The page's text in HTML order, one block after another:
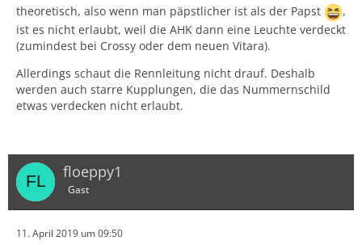
theoretisch, also wenn man päpstlicher ist als der Papst
,
ist es nicht erlaubt, weil die AHK dann eine Leuchte verdeckt
(zumindest bei Crossy oder dem neuen Vitara).
Allerdings schaut die Rennleitung nicht drauf. Deshalb
werden auch starre Kupplungen, die das Nummernschild
etwas verdecken nicht erlaubt.
floeppy1
Gast
11. April 2019 um 09:50